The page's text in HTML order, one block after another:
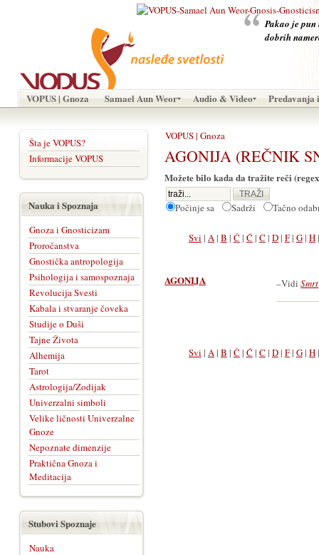
Pakao je
dobrih
VOPUS | Gnoza Samael Aun Weor Audio & Video Predavanja
VOPUS | Gnoza
AGONIJA (REČNIK
Možete bilo kada da tražite reči
Počinje sa Sadrži Tačno
Svi | A| B | Č | Ć | C | D| F| G| H
AGONIJA –VidiSmrt
Svi | A| B | Č | Ć | C | D| F| G| H
Šta je VOPUS?
Informacije VOPUS
Nauka i Spoznaja
Gnoza i Gnosticizam
Proročanstva
Gnostička antropologija
Psihologija i samospoznaja
Revolucija Svesti
Kabala i stvaranje čoveka
Studije o Duši
Tajne Života
Alhemija
Tarot
Astrologija/Zodijak
Univerzalni simboli
Velike ličnosti Univerzalne
Gnoze
Nepoznate dimenzije
Praktična Gnoza i
Meditacija
Stubovi Spoznaje
Nauka